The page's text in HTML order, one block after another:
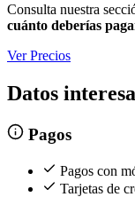
Consulta nuestra
cuánto deberías
Ver Precios
Datos
Pagos
Pagos con
Tarjetas de